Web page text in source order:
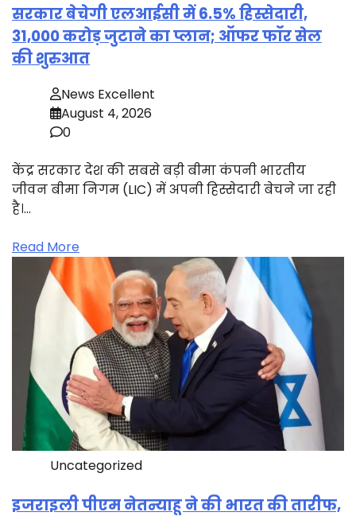
सरकार बेचेगी एलआईसी में 6.5% हिस्सेदारी,
31,000 करोड़ जुटाने का प्लान; ऑफर फॉर सेल
की शुरुआत
News Excellent
August 4, 2026
0
केंद्र सरकार देश की सबसे बड़ी बीमा कंपनी भारतीय
जीवन बीमा निगम (LIC) में अपनी हिस्सेदारी बेचने जा रही
है।…
Read More
Uncategorized
इजराइली पीएम नेतन्याहू ने की भारत की तारीफ,